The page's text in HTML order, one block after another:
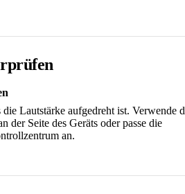
die Lautstärke aufgedreht ist. Verwende
der Seite des Geräts oder passe die
an.